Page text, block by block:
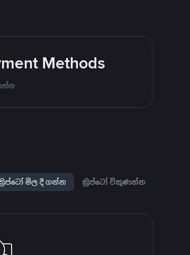
Methods
මිල දී ගන්න ක්‍රිප්ටෝ විකුණන්න